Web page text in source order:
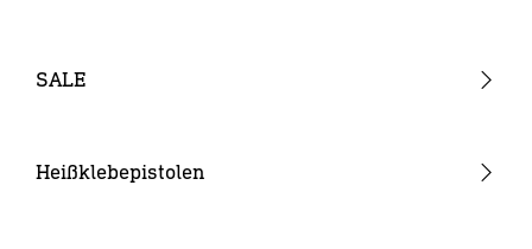
Verbrauchsmaterial
Sonstiges Zubehör
SALE
Heißklebepistolen